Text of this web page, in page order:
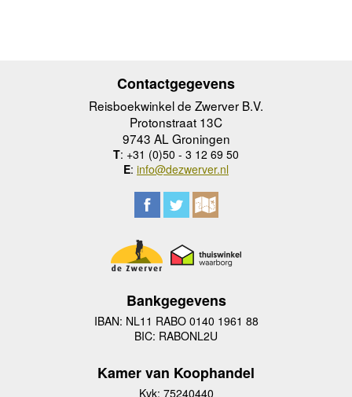
Contactgegevens
Reisboekwinkel de Zwerver B.V.
Protonstraat 13C
9743 AL Groningen
T: +31 (0)50 - 3 12 69 50
E: info@dezwerver.nl
Bankgegevens
IBAN: NL11 RABO 0140 1961 88
BIC: RABONL2U
Kamer van Koophandel
Kvk: 75240440